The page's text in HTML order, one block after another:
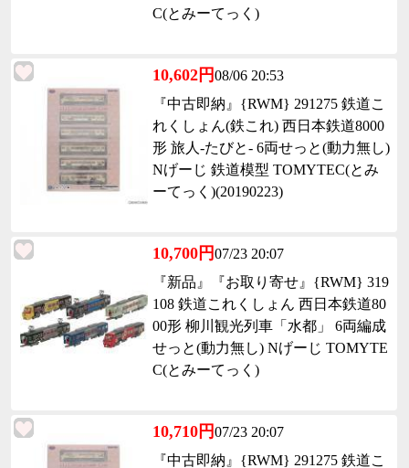
C(とみーてっく)
10,602円08/06 20:53
『中古即納』{RWM} 291275 鉄道こ
れくしょん(鉄これ) 西日本鉄道8000
形 旅人-たびと- 6両せっと(動力無し)
Nげーじ 鉄道模型 TOMYTEC(とみ
ーてっく)(20190223)
10,700円07/23 20:07
『新品』『お取り寄せ』{RWM} 319
108 鉄道これくしょん 西日本鉄道80
00形 柳川観光列車「水都」 6両編成
せっと(動力無し) Nげーじ TOMYTE
C(とみーてっく)
10,710円07/23 20:07
『中古即納』{RWM} 291275 鉄道こ